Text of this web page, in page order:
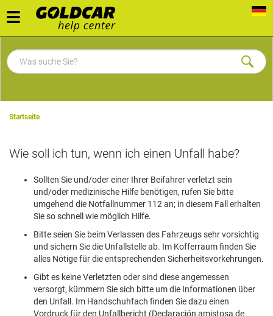
Toggle
navigation
Startseite
Wie soll ich tun, wenn ich einen Unfall habe?
Sollten Sie und/oder einer Ihrer Beifahrer verletzt sein
und/oder medizinische Hilfe benötigen, rufen Sie bitte
umgehend die Notfallnummer 112 an; in diesem Fall erhalten
Sie so schnell wie möglich Hilfe.
Bitte seien Sie beim Verlassen des Fahrzeugs sehr vorsichtig
und sichern Sie die Unfallstelle ab. Im Kofferraum finden Sie
alles Nötige für die entsprechenden Sicherheitsvorkehrungen.
Gibt es keine Verletzten oder sind diese angemessen
versorgt, kümmern Sie sich bitte um die Informationen über
den Unfall. Im Handschuhfach finden Sie dazu einen
Vordruck für den Unfallbericht (Declaración amistosa de